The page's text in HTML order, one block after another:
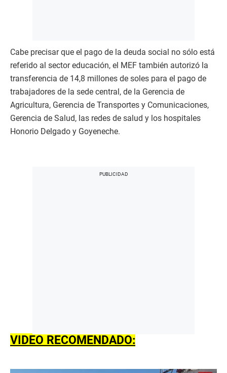
Cabe precisar que el pago de la deuda social no sólo está
referido al sector educación, el MEF también autorizó la
transferencia de 14,8 millones de soles para el pago de
trabajadores de la sede central, de la Gerencia de
Agricultura, Gerencia de Transportes y Comunicaciones,
Gerencia de Salud, las redes de salud y los hospitales
Honorio Delgado y Goyeneche.
VIDEO RECOMENDADO: